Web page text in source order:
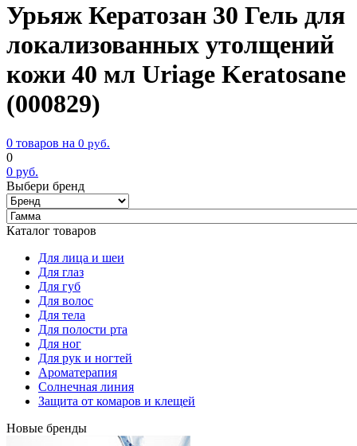
Урьяж Кератозан 30 Гель для
локализованных утолщений
кожи 40 мл Uriage Keratosane
(000829)
0 товаров на 0 руб.
0
0 руб.
Выбери бренд
Каталог товаров
Для лица и шеи
Для глаз
Для губ
Для волос
Для тела
Для полости рта
Для ног
Для рук и ногтей
Ароматерапия
Солнечная линия
Защита от комаров и клещей
Новые бренды